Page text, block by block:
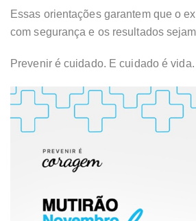
Essas orientações garantem que o
com segurança e os resultados
Prevenir é cuidado. E cuidado é vida.